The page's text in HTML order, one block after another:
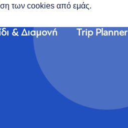
των cookies από εμάς.
& Διαμονή Trip Planner